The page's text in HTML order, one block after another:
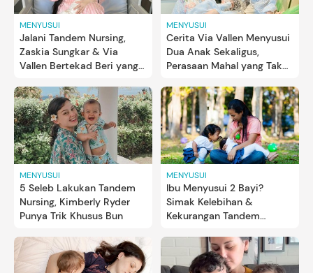
MENYUSUI
Jalani Tandem Nursing,
Zaskia Sungkar & Via
Vallen Bertekad Beri yang
MENYUSUI
Cerita Via Vallen Menyusui
Dua Anak Sekaligus,
Perasaan Mahal yang Tak
MENYUSUI
5 Seleb Lakukan Tandem
Nursing, Kimberly Ryder
Punya Trik Khusus Bun
MENYUSUI
Ibu Menyusui 2 Bayi?
Simak Kelebihan &
Kekurangan Tandem